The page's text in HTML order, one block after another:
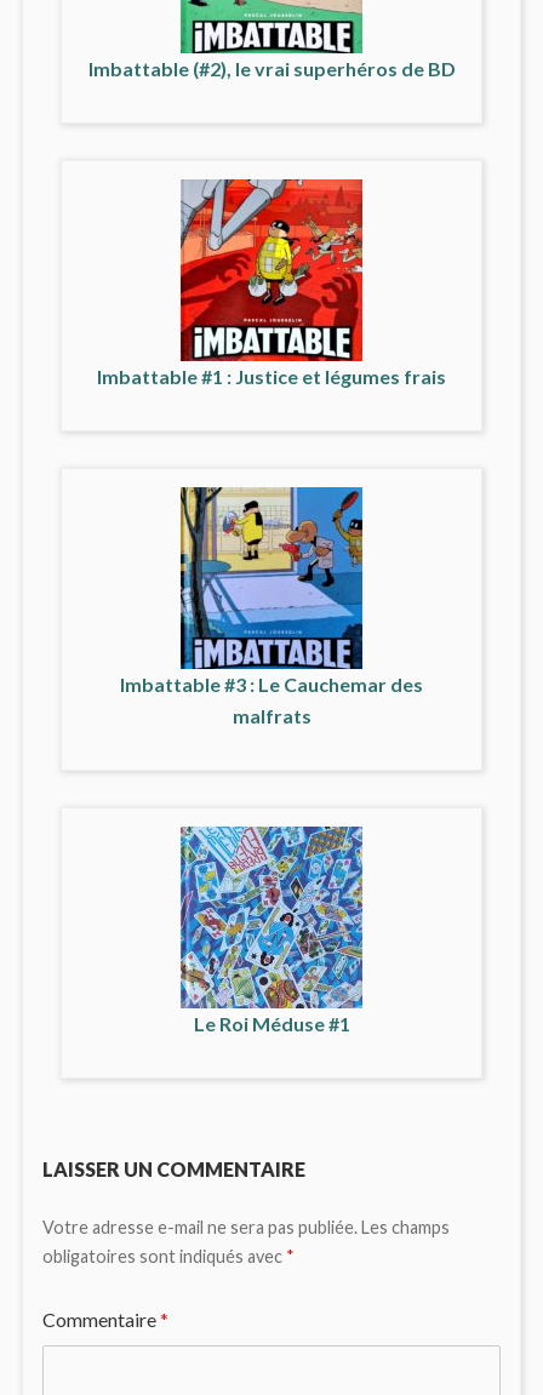
Imbattable (#2), le vrai superhéros de BD
Imbattable #1 : Justice et légumes frais
Imbattable #3 : Le Cauchemar des
malfrats
Le Roi Méduse #1
LAISSER UN COMMENTAIRE
Votre adresse e-mail ne sera pas publiée.Les champs
obligatoires sont indiqués avec *
Commentaire*